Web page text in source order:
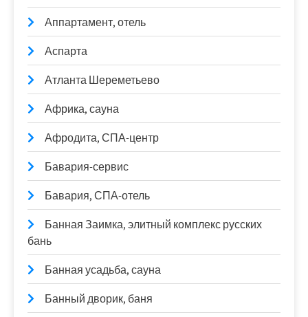
Аппартамент, отель
Аспарта
Атланта Шереметьево
Африка, сауна
Афродита, СПА-центр
Бавария-сервис
Бавария, СПА-отель
Банная Заимка, элитный комплекс русских
бань
Банная усадьба, сауна
Банный дворик, баня